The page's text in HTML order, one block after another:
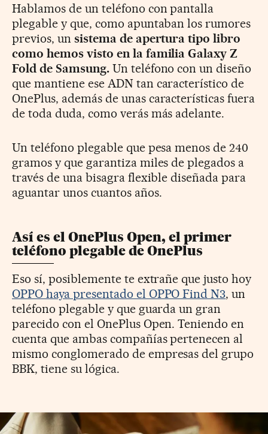
Hablamos de un teléfono con pantalla
plegable y que, como apuntaban los rumores
previos, un sistema de apertura tipo libro
como hemos visto en la familia Galaxy Z
Fold de Samsung. Un teléfono con un diseño
que mantiene ese ADN tan característico de
OnePlus, además de unas características fuera
de toda duda, como verás más adelante.
Un teléfono plegable que pesa menos de 240
gramos y que garantiza miles de plegados a
través de una bisagra flexible diseñada para
aguantar unos cuantos años.
Así es el OnePlus Open, el primer
teléfono plegable de OnePlus
Eso sí, posiblemente te extrañe que justo hoy
OPPO haya presentado el OPPO Find N3, un
teléfono plegable y que guarda un gran
parecido con el OnePlus Open. Teniendo en
cuenta que ambas compañías pertenecen al
mismo conglomerado de empresas del grupo
BBK, tiene su lógica.